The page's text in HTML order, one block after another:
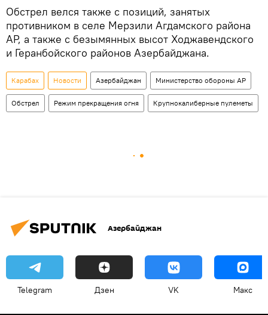
Обстрел велся также с позиций, занятых
противником в селе Мерзили Агдамского района
АР, а также с безымянных высот Ходжавендского
и Геранбойского районов Азербайджана.
Карабах Новости Азербайджан Министерство обороны АР
Обстрел Режим прекращения огня Крупнокалиберные пулеметы
Азербайджан
Telegram Дзен VK Макс